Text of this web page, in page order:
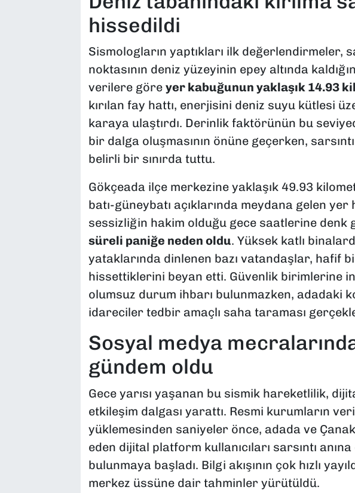
hissedildi
​Sismologların yaptıkları ilk değerlendirmeler,
noktasının deniz yüzeyinin epey altında
verilere göre yer kabuğunun yaklaşık 14.93
kırılan fay hattı, enerjisini deniz suyu kütlesi
karaya ulaştırdı. Derinlik faktörünün bu
bir dalga oluşmasının önüne geçerken,
belirli bir sınırda tuttu.
​Gökçeada ilçe merkezine yaklaşık 49.93
batı-güneybatı açıklarında meydana gelen
sessizliğin hakim olduğu gece saatlerine denk
süreli paniğe neden oldu. Yüksek katlı
yataklarında dinlenen bazı vatandaşlar, hafif
hissettiklerini beyan etti. Güvenlik birimlerine
olumsuz durum ihbarı bulunmazken, adadaki
idareciler tedbir amaçlı saha taraması
​Sosyal medya
gündem oldu
​Gece yarısı yaşanan bu sismik hareketlilik,
etkileşim dalgası yarattı. Resmi kurumların
yüklemesinden saniyeler önce, adada ve
eden dijital platform kullanıcıları sarsıntı
bulunmaya başladı. Bilgi akışının çok hızlı
merkez üssüne dair tahminler yürütüldü.